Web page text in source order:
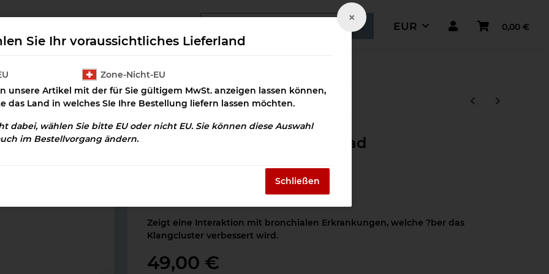
EUR 0,00 €
Epstein-Barr-Virus Download
Epstein-Barr-Virus Download
Zeigt eine Interaktion mit bronchialen Erkrankungen, welche ?ber das
Klangcluster verbessert wird.
49,00 €
×
Sie Ihr voraussichtliches Lieferland
Zone-Nicht-EU
unsere Artikel mit der für Sie gültigem MwSt. anzeigen lassen können,
das Land in welches SIe Ihre Bestellung liefern lassen möchten.
dabei, wählen Sie bitte EU oder nicht EU. Sie können diese Auswahl
im Bestellvorgang ändern.
Schließen